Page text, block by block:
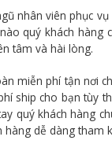
nhân viên phục
quý khách
tâm và hài lòng.
miễn phí tận nơi
ship cho bạn tùy
quý khách hàng
dễ dàng